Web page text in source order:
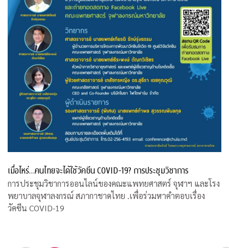
เมื่อไหร่…คนไทยจะได้ใช้วัคซีน COVID-19? การประชุมวิชาการ
การประชุมวิชาการออนไลน์ของคณะแพทยศาสตร์ จุฬาฯ และโรง
พยาบาลจุฬาลงกรณ์ สภากาชาดไทย .เพื่อร่วมหาคำตอบเรื่อง
วัคซีน COVID-19